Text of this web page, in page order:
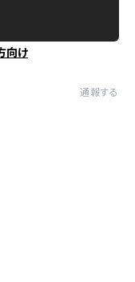
向け
通報する